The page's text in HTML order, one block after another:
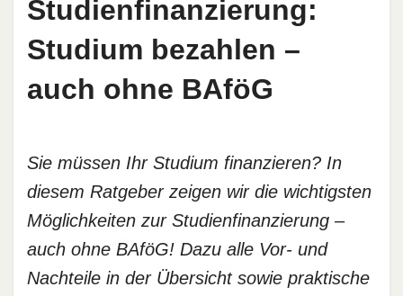
Studienfinanzierung:
Studium bezahlen –
auch ohne BAföG
Sie müssen Ihr Studium finanzieren? In
diesem Ratgeber zeigen wir die wichtigsten
Möglichkeiten zur Studienfinanzierung –
auch ohne BAföG! Dazu alle Vor- und
Nachteile in der Übersicht sowie praktische